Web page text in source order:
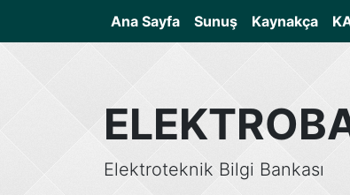
Ana Sayfa(current)
Sunuş Kaynakça
Elektroteknik Bilgi Bankası